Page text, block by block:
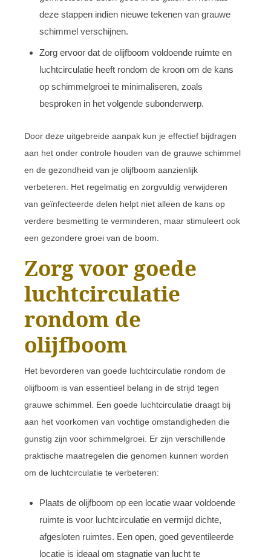
deze stappen indien nieuwe tekenen van grauwe
schimmel verschijnen.
Zorg ervoor dat de olijfboom voldoende ruimte en
luchtcirculatie heeft rondom de kroon om de kans
op schimmelgroei te minimaliseren, zoals
besproken in het volgende subonderwerp.
Door deze uitgebreide aanpak kun je effectief bijdragen
aan het onder controle houden van de grauwe schimmel
en de gezondheid van je olijfboom aanzienlijk
verbeteren. Het regelmatig en zorgvuldig verwijderen
van geïnfecteerde delen helpt niet alleen de kans op
verdere besmetting te verminderen, maar stimuleert ook
een gezondere groei van de boom.
Zorg voor goede
luchtcirculatie
rondom de
olijfboom
Het bevorderen van goede luchtcirculatie rondom de
olijfboom is van essentieel belang in de strijd tegen
grauwe schimmel. Een goede luchtcirculatie draagt bij
aan het voorkomen van vochtige omstandigheden die
gunstig zijn voor schimmelgroei. Er zijn verschillende
praktische maatregelen die genomen kunnen worden
om de luchtcirculatie te verbeteren:
Plaats de olijfboom op een locatie waar voldoende
ruimte is voor luchtcirculatie en vermijd dichte,
afgesloten ruimtes. Een open, goed geventileerde
locatie is ideaal om stagnatie van lucht te